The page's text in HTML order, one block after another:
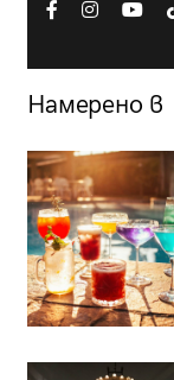
Намерено в